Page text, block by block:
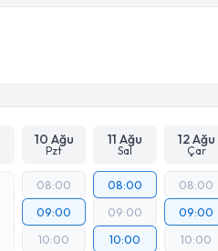
10 Ağu
Pzt
11 Ağu
Sal
12 Ağu
Çar
08:00
09:00
10:00
08:00
09:00
10:00
08:00
09:00
10:00